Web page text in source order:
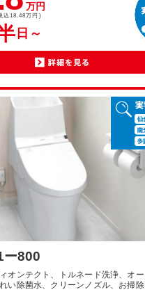
万円
込18.48万円)
日～
ー800
オンテクト、トルネード洗浄、オー
い除菌水、クリーンノズル、お掃除